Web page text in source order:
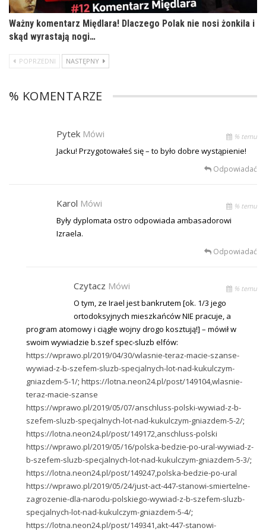
Ważny komentarz Międlara! Dlaczego Polak nie nosi żonkila i
skąd wyrastają nogi…
POPRZEDNI NASTĘPNY
% KOMENTARZE
Pytek Mówi % temu
Jacku! Przygotowałeś się – to było dobre wystąpienie!
Odpowiadać
Karol Mówi % temu
Były dyplomata ostro odpowiada ambasadorowi
Izraela.
Odpowiadać
Czytacz Mówi % temu
O tym, ze Irael jest bankrutem [ok. 1/3 jego
ortodoksyjnych mieszkańców NIE pracuje, a
program atomowy i ciągłe wojny drogo kosztują!] – mówił w
swoim wywiadzie b.szef spec-sluzb elfów:
https://wprawo.pl/2019/04/30/wlasnie-teraz-macie-szanse-
wywiad-z-b-szefem-sluzb-specjalnych-lot-nad-kukulczym-
gniazdem-5-1/;https://lotna.neon24.pl/post/149104,wlasnie-
teraz-macie-szanse
https://wprawo.pl/2019/05/07/anschluss-polski-wywiad-z-b-
szefem-sluzb-specjalnych-lot-nad-kukulczym-gniazdem-5-2/;
https://lotna.neon24.pl/post/149172,anschluss-polski
https://wprawo.pl/2019/05/16/polska-bedzie-po-ural-wywiad-z-
b-szefem-sluzb-specjalnych-lot-nad-kukulczym-gniazdem-5-3/;
https://lotna.neon24.pl/post/149247,polska-bedzie-po-ural
https://wprawo.pl/2019/05/24/just-act-447-stanowi-smiertelne-
zagrozenie-dla-narodu-polskiego-wywiad-z-b-szefem-sluzb-
specjalnych-lot-nad-kukulczym-gniazdem-5-4/;
https://lotna.neon24.pl/post/149341,akt-447-stanowi-